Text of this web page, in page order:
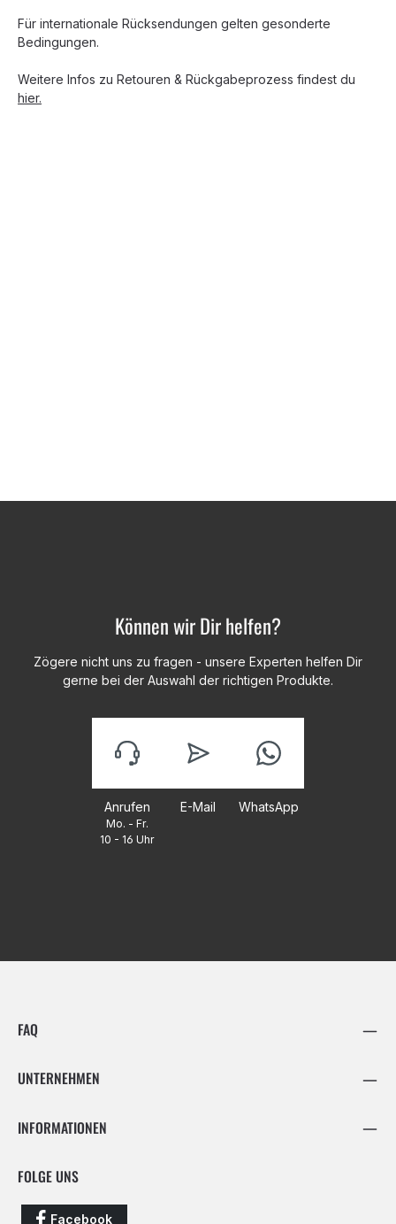
Für internationale Rücksendungen gelten gesonderte
Bedingungen.
Weitere Infos zu Retouren & Rückgabeprozess findest du
hier.
Können wir Dir helfen?
Zögere nicht uns zu fragen - unsere Experten helfen Dir
gerne bei der Auswahl der richtigen Produkte.
Anrufen
Mo. - Fr.
10 - 16 Uhr
E-Mail WhatsApp
FAQ
UNTERNEHMEN
INFORMATIONEN
FOLGE UNS
Facebook